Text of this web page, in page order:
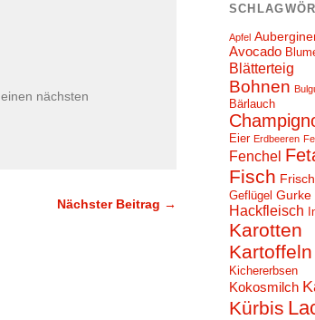
nächsten
Nächster Beitrag →
Apfel
Avocado
Blätterteig
Bohnen
Bärlauch
Eier Erdbeeren
Fenchel
Fisch
Geflügel Gurke
Hackfleisch
Karotten
Kartoffeln
Kichererbsen
Kokosmilch
Kürbis